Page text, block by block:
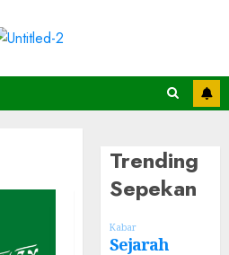
Trending
Sepekan
Kabar
Sejarah